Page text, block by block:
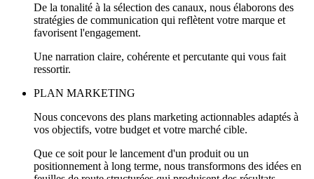
De la tonalité à la sélection des canaux, nous élaborons des
stratégies de communication qui reflètent votre marque et
favorisent l'engagement.
Une narration claire, cohérente et percutante qui vous fait
ressortir.
PLAN MARKETING
Nous concevons des plans marketing actionnables adaptés à
vos objectifs, votre budget et votre marché cible.
Que ce soit pour le lancement d'un produit ou un
positionnement à long terme, nous transformons des idées en